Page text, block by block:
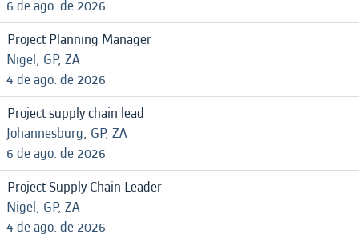
6 de ago. de 2026
Project Planning Manager
Nigel, GP, ZA
4 de ago. de 2026
Project supply chain lead
Johannesburg, GP, ZA
6 de ago. de 2026
Project Supply Chain Leader
Nigel, GP, ZA
4 de ago. de 2026